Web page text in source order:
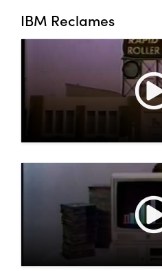
IBM Reclames